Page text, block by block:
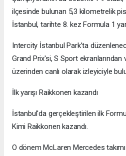
ilçesinde bulunan 5,3 kilometrelik
İstanbul, tarihte 8. kez Formula 1
Intercity İstanbul Park’ta
Grand Prix'si, S Sport
üzerinden canlı olarak izleyiciyle
İlk yarışı Raikkonen kazandı
İstanbul'da gerçekleştirilen ilk
Kimi Raikkonen kazandı.
O dönem McLaren Mercedes